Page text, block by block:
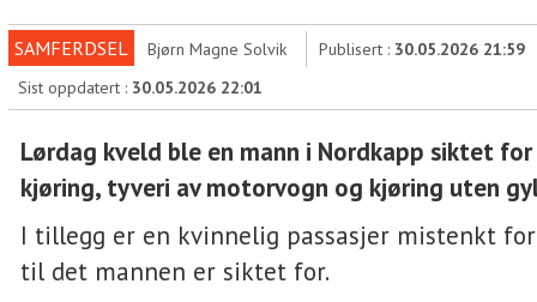
SAMFERDSEL Bjørn Magne Solvik Publisert : 30.05.2026 21:59
Sist oppdatert : 30.05.2026 22:01
Lørdag kveld ble en mann i Nordkapp siktet
kjøring, tyveri av motorvogn og kjøring uten
I tillegg er en kvinnelig passasjer mistenkt
til det mannen er siktet for.